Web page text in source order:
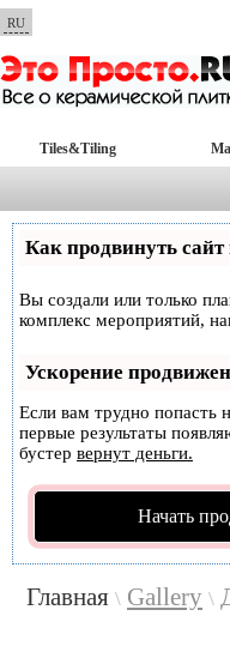
RU
Tiles&Tiling
Как продвинуть
Вы создали или только
комплекс мероприятий,
Ускорение
Если вам трудно попасть
первые результаты
бустер вернут деньги.
Начать
Главная \ Gallery \